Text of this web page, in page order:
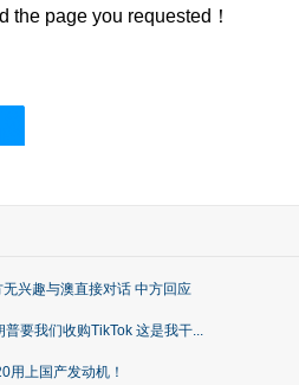
TA
the page you requested！
兴趣与澳直接对话 中方回应
要我们收购TikTok 这是我干...
用上国产发动机！